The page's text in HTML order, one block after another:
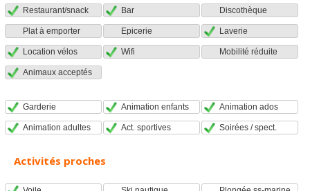
Restaurant/snack Bar Discothèque
Plat à emporter Epicerie Laverie
Location vélos Wifi Mobilité réduite
Animaux acceptés
Garderie Animation enfants Animation ados
Animation adultes Act. sportives Soirées / spect.
Activités proches